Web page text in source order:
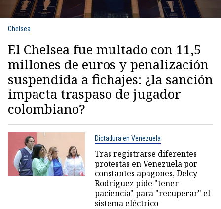
Chelsea
El Chelsea fue multado con 11,5
millones de euros y penalización
suspendida a fichajes: ¿la sanción
impacta traspaso de jugador
colombiano?
Dictadura en Venezuela
Tras registrarse diferentes
protestas en Venezuela por
constantes apagones, Delcy
Rodríguez pide "tener
paciencia" para "recuperar" el
sistema eléctrico